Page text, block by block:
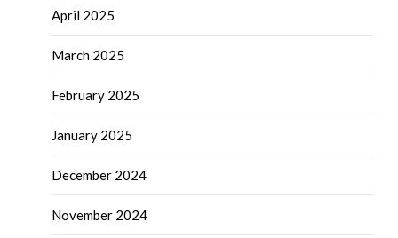
April 2025
March 2025
February 2025
January 2025
December 2024
November 2024